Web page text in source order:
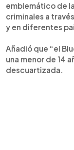
emblemático de
criminales a
y en diferentes
Añadió que “el
una menor de 14
descuartizada.